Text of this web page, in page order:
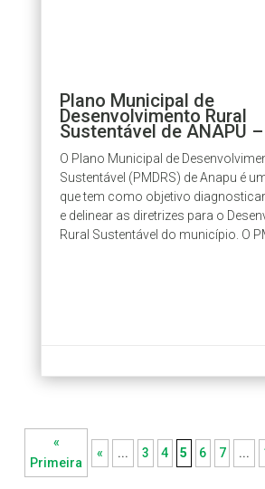
Plano Municipal de
Desenvolvimento Rural
Sustentável de ANAPU –
O Plano Municipal de
Sustentável (PMDRS) de Anapu é
que tem como objetivo
e delinear as diretrizes para o
Rural Sustentável do município. O
«
Primeira
« ... 3 4 5 6 7 ...